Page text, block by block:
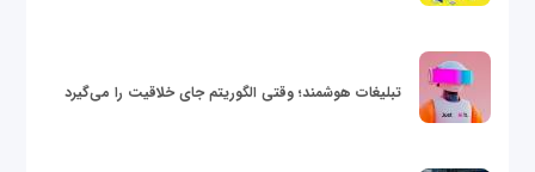
تبلیغات هوشمند؛ وقتی الگوریتم جای خلاقیت را می‌گیرد